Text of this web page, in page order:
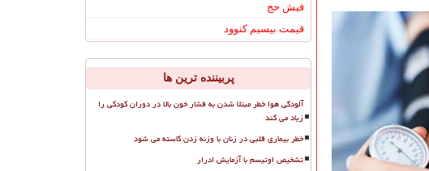
فیش حج
قیمت بیسیم کنوود
پربیننده ترین ها
آلودگی هوا خطر مبتلا شدن به فشار خون بالا در دوران کودکی را
زیاد می کند
خطر بیماری قلبی در زنان با وزنه زدن کاسته می شود
تشخیص اوتیسم با آزمایش ادرار